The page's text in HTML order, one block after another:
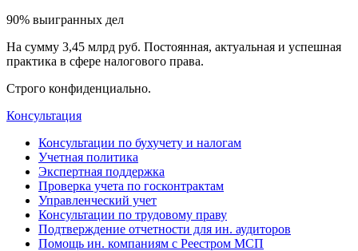
90% выигранных дел
На сумму 3,45 млрд руб. Постоянная, актуальная и успешная
практика в сфере налогового права.
Строго конфиденциально.
Консультация
Консультации по бухучету и налогам
Учетная политика
Экспертная поддержка
Проверка учета по госконтрактам
Управленческий учет
Консультации по трудовому праву
Подтверждение отчетности для ин. аудиторов
Помощь ин. компаниям с Реестром МСП